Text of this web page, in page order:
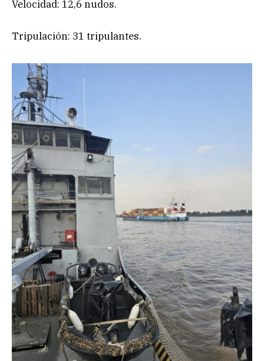
Velocidad: 12,6 nudos.
Tripulación: 31 tripulantes.